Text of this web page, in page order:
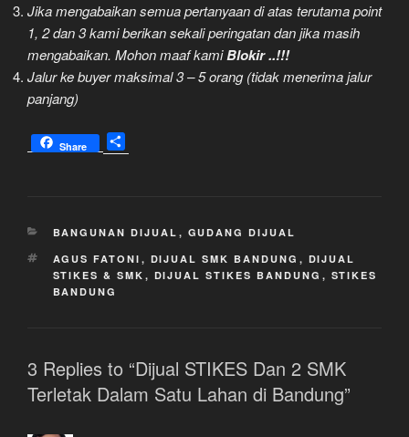
Jika mengabaikan semua pertanyaan di atas terutama point
1, 2 dan 3 kami berikan sekali peringatan dan jika masih
mengabaikan. Mohon maaf kamiBlokir ..!!!
Jalur ke buyer maksimal 3 – 5 orang (tidak menerima jalur
panjang)
Share
h
KATEGORI
BANGUNAN DIJUAL , GUDANG DIJUAL
TAG
AGUS FATONI , DIJUAL SMK BANDUNG , DIJUAL
STIKES & SMK , DIJUAL STIKES BANDUNG , STIKES
BANDUNG
3 Replies to “Dijual STIKES Dan 2 SMK
Terletak Dalam Satu Lahan di Bandung”